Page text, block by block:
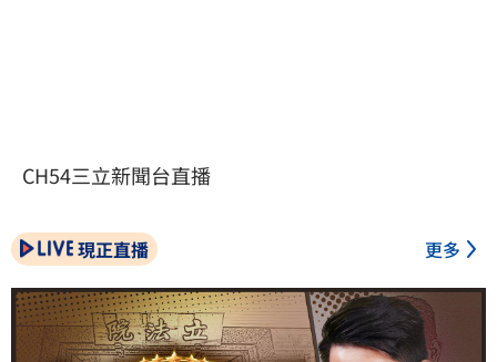
CH54三立新聞台直播
現正直播 更多